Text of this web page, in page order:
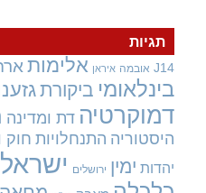
תגיות
J14 אובמה איראן אלימות
בינלאומי ביקורת
דמוקרטיה דת ומדינה
היסטוריה התנחלויות חוק
יהדות ימין ירושלים ישראל